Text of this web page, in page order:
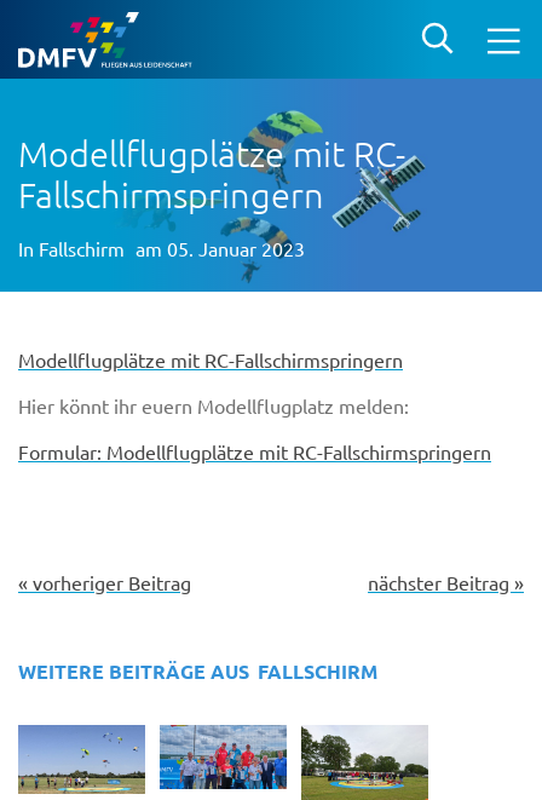
Modellflugplätze mit RC-
Fallschirmspringern
In Fallschirm am 05. Januar 2023
Modellflugplätze mit RC-Fallschirmspringern
Hier könnt ihr euern Modellflugplatz melden:
Formular: Modellflugplätze mit RC-Fallschirmspringern
« vorheriger Beitrag nächster Beitrag »
WEITERE BEITRÄGE AUS FALLSCHIRM